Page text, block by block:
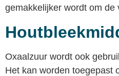
gemakkelijker wordt om
Oxaalzuur wordt ook
Het kan worden toegepast